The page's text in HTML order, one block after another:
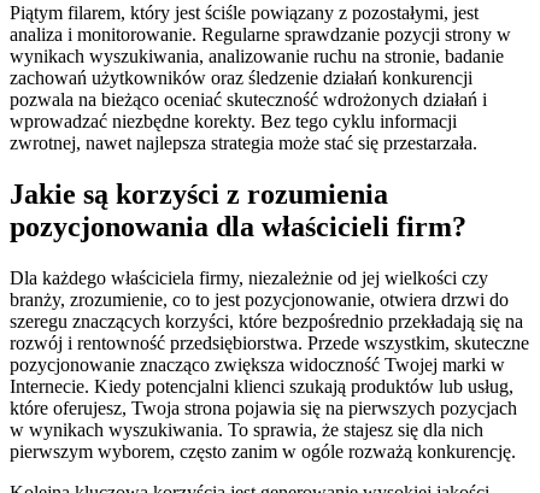
Piątym filarem, który jest ściśle powiązany z pozostałymi, jest
analiza i monitorowanie. Regularne sprawdzanie pozycji strony w
wynikach wyszukiwania, analizowanie ruchu na stronie, badanie
zachowań użytkowników oraz śledzenie działań konkurencji
pozwala na bieżąco oceniać skuteczność wdrożonych działań i
wprowadzać niezbędne korekty. Bez tego cyklu informacji
zwrotnej, nawet najlepsza strategia może stać się przestarzała.
Jakie są korzyści z rozumienia
pozycjonowania dla właścicieli firm?
Dla każdego właściciela firmy, niezależnie od jej wielkości czy
branży, zrozumienie, co to jest pozycjonowanie, otwiera drzwi do
szeregu znaczących korzyści, które bezpośrednio przekładają się na
rozwój i rentowność przedsiębiorstwa. Przede wszystkim, skuteczne
pozycjonowanie znacząco zwiększa widoczność Twojej marki w
Internecie. Kiedy potencjalni klienci szukają produktów lub usług,
które oferujesz, Twoja strona pojawia się na pierwszych pozycjach
w wynikach wyszukiwania. To sprawia, że stajesz się dla nich
pierwszym wyborem, często zanim w ogóle rozważą konkurencję.